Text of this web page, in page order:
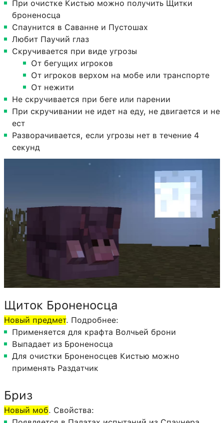
При очистке Кистью можно получить Щитки
броненосца
Спаунится в Саванне и Пустошах
Любит Паучий глаз
Скручивается при виде угрозы
От бегущих игроков
От игроков верхом на мобе или транспорте
От нежити
Не скручивается при беге или парении
При скручивании не идет на еду, не двигается и не
ест
Разворачивается, если угрозы нет в течение 4
секунд
Щиток Броненосца
Новый предмет. Подробнее:
Применяется для крафта Волчьей брони
Выпадает из Броненосца
Для очистки Броненосцев Кистью можно
применять Раздатчик
Бриз
Новый моб. Свойства: